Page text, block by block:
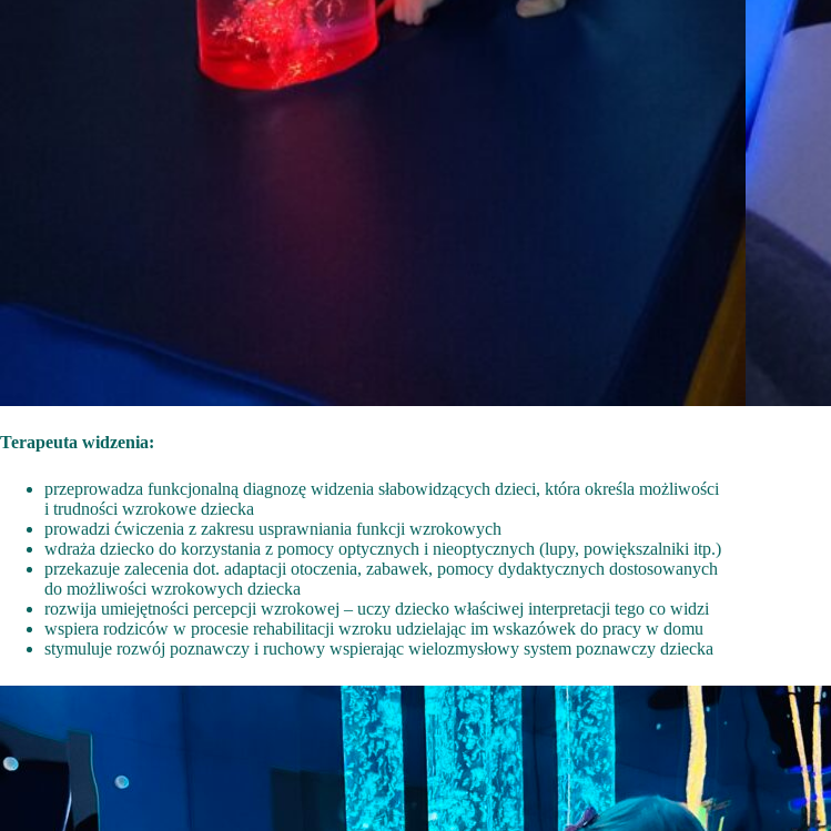
Terapeuta widzenia:
przeprowadza funkcjonalną diagnozę widzenia słabowidzących dzieci, która określa możliwości
i trudności wzrokowe dziecka
prowadzi ćwiczenia z zakresu usprawniania funkcji wzrokowych
wdraża dziecko do korzystania z pomocy optycznych i nieoptycznych (lupy, powiększalniki itp.)
przekazuje zalecenia dot. adaptacji otoczenia, zabawek, pomocy dydaktycznych dostosowanych
do możliwości wzrokowych dziecka
rozwija umiejętności percepcji wzrokowej – uczy dziecko właściwej interpretacji tego co widzi
wspiera rodziców w procesie rehabilitacji wzroku udzielając im wskazówek do pracy w domu
stymuluje rozwój poznawczy i ruchowy wspierając wielozmysłowy system poznawczy dziecka